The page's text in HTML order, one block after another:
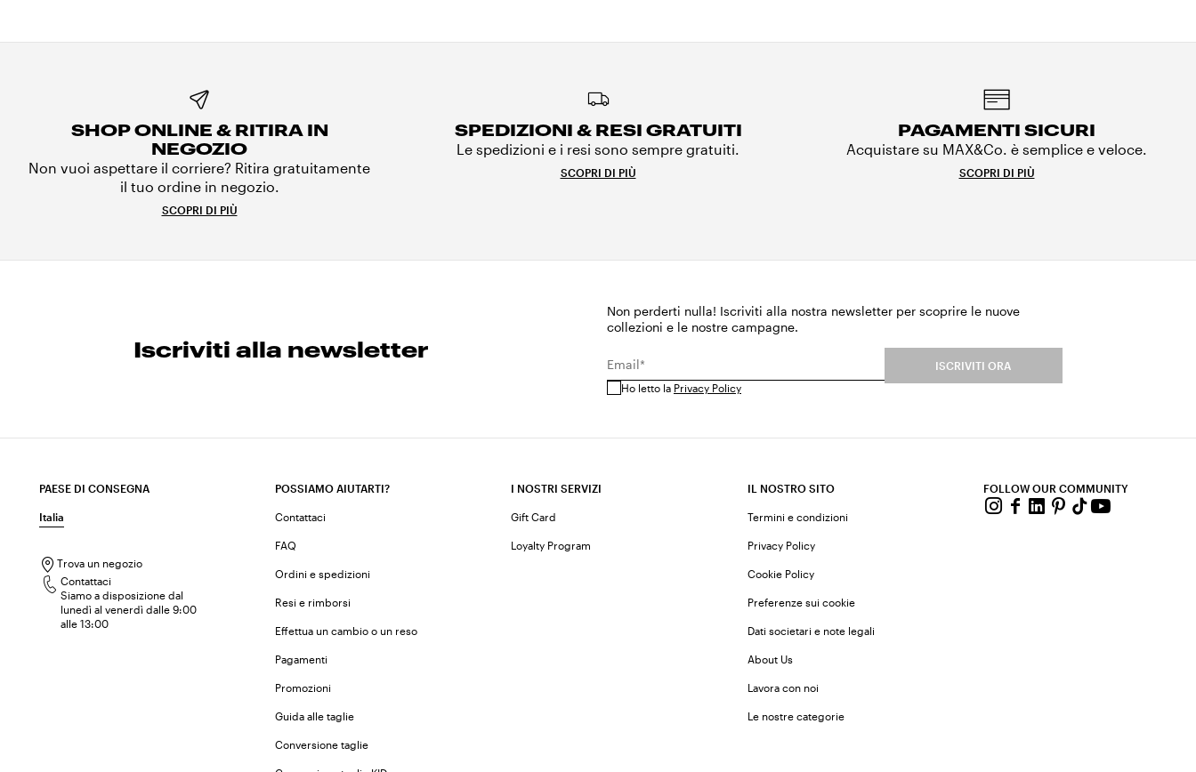
SHOP ONLINE & RITIRA IN
NEGOZIO
Non vuoi aspettare il corriere? Ritira gratuitamente
il tuo ordine in negozio.
SCOPRI DI PIÙ
SPEDIZIONI & RESI GRATUITI
Le spedizioni e i resi sono sempre gratuiti.
SCOPRI DI PIÙ
PAGAMENTI SICURI
Acquistare su MAX&Co. è semplice e veloce.
SCOPRI DI PIÙ
Iscriviti alla newsletter
Non perderti nulla! Iscriviti alla nostra newsletter per scoprire le nuove
collezioni e le nostre campagne.
Email*
Ho letto la Privacy Policy
ISCRIVITI ORA
PAESE DI CONSEGNA
Italia
Trova un negozio
Contattaci
Siamo a disposizione dal
lunedì al venerdì dalle 9:00
alle 13:00
POSSIAMO AIUTARTI?
Contattaci
FAQ
Ordini e spedizioni
Resi e rimborsi
Effettua un cambio o un reso
Pagamenti
Promozioni
Guida alle taglie
Conversione taglie
I NOSTRI SERVIZI
Gift Card
Loyalty Program
IL NOSTRO SITO
Termini e condizioni
Privacy Policy
Cookie Policy
Preferenze sui cookie
Dati societari e note legali
About Us
Lavora con noi
Le nostre categorie
FOLLOW OUR COMMUNITY